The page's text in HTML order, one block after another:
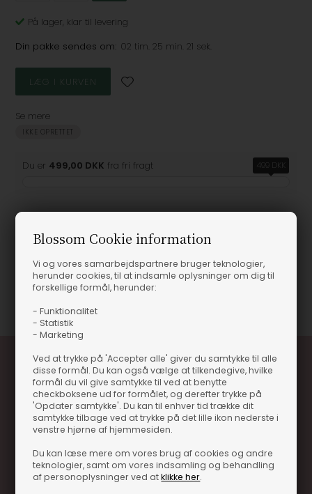
Blossom Cookie information
Vi og vores samarbejdspartnere bruger teknologier,
herunder cookies, til at indsamle oplysninger om dig til
forskellige formål, herunder:
- Funktionalitet
- Statistik
- Marketing
Ved at trykke på 'Accepter alle' giver du samtykke til alle
disse formål. Du kan også vælge at tilkendegive, hvilke
formål du vil give samtykke til ved at benytte
checkboksene ud for formålet, og derefter trykke på
'Opdater samtykke'. Du kan til enhver tid trække dit
samtykke tilbage ved at trykke på det lille ikon nederste i
venstre hjørne af hjemmesiden.
Du kan læse mere om vores brug af cookies og andre
teknologier, samt om vores indsamling og behandling
af personoplysninger ved atklikke her.
På lager, klar til levering
Din pakke sendes om: 02 tim. 25 min. 21 sek.
Se mere
IKKE OPRETTET
Du er 499,00 DKK fra fri fragt 499 DKK
Produktinformation
Varenummer
Optjen 3% i bonuskroner når du handler
Særlige, eksklusive tilbud kun til klubkunder